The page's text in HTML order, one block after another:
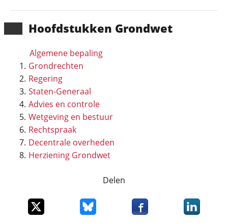
Hoofd­stukken Grondwet
Algemene bepaling
Grondrechten
Regering
Staten-Generaal
Advies en controle
Wetgeving en bestuur
Rechtspraak
Decentrale overheden
Herziening Grondwet
Delen
Deel dit item op XDeel dit item op Bluesky
Deel dit item opDeel dit